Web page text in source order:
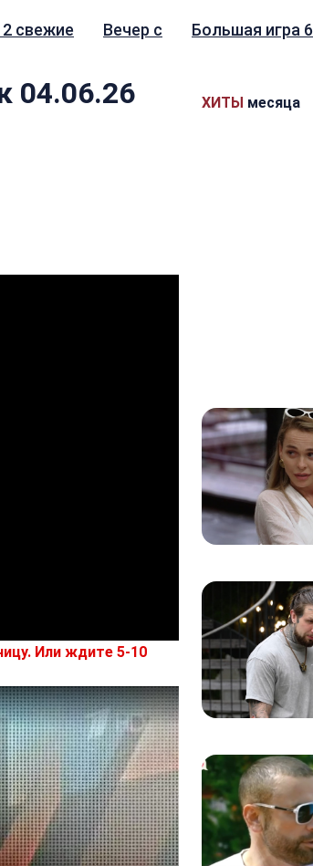
свежие Вечер с Большая игра 6
ХИТЫ месяца
04.06.26
Или ждите 5-10